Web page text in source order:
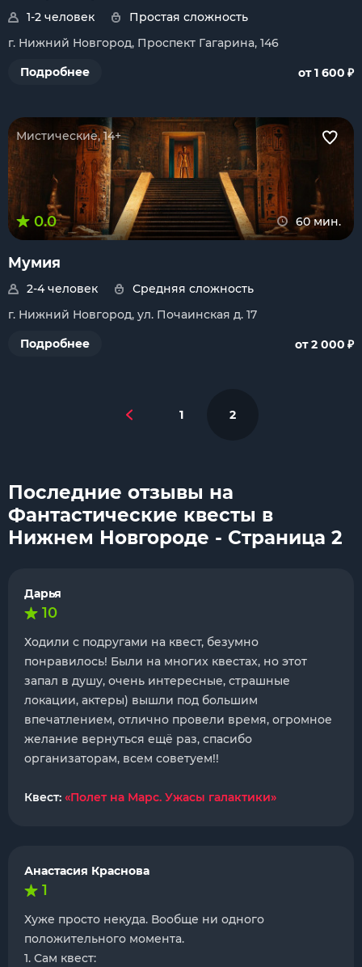
1-2 человек
Простая сложность
г. Нижний Новгород, Проспект Гагарина, 146
Подробнее
от 1 600 ₽
Мистические, 14+
0.0 60 мин.
Мумия
2-4 человек
Средняя сложность
г. Нижний Новгород, ул. Почаинская д. 17
Подробнее
от 2 000 ₽
1 2
Последние отзывы на
Фантастические квесты в
Нижнем Новгороде - Страница 2
Дарья
10
Ходили с подругами на квест, безумно
понравилось! Были на многих квестах, но этот
запал в душу, очень интересные, страшные
локации, актеры) вышли под большим
впечатлением, отлично провели время, огромное
желание вернуться ещё раз, спасибо
организаторам, всем советуем!!
Квест: «Полет на Марс. Ужасы галактики»
Анастасия Краснова
1
Хуже просто некуда. Вообще ни одного
положительного момента.
1. Сам квест: